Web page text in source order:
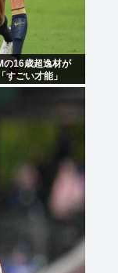
の16歳超逸材が
すごい才能」